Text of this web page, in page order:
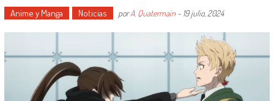
Anime y Manga Noticias porA. Quatermain- 19 julio, 2024